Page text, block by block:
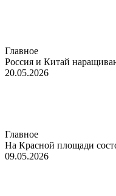
Главное
Россия и Китай
20.05.2026
Главное
На Красной площади
09.05.2026